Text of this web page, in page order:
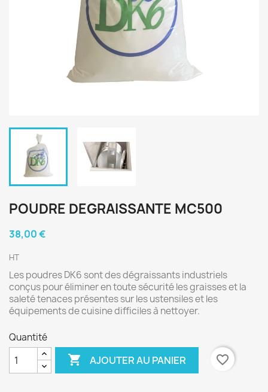
POUDRE DEGRAISSANTE MC500
38,00 €
HT
Les poudres DK6 sont des dégraissants industriels
conçus pour éliminer en toute sécurité les graisses et la
saleté tenaces présentes sur les ustensiles et les
équipements de cuisine difficiles à nettoyer.
Quantité
 AJOUTER AU PANIER favorite_border